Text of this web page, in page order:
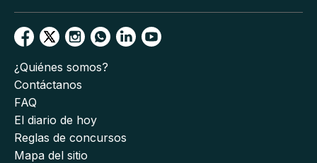
¿Quiénes somos?
Contáctanos
FAQ
El diario de hoy
Reglas de concursos
Mapa del sitio